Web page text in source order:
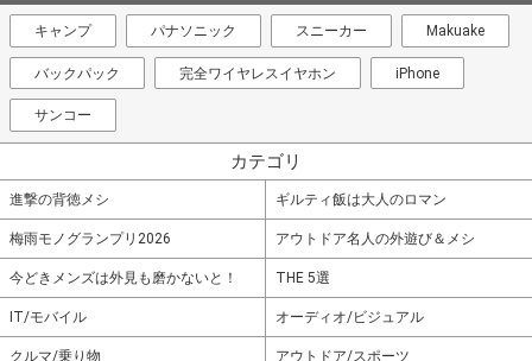
キャンプ パナソニック スニーカー Makuake
バックパック 完全ワイヤレスイヤホン iPhone
サンコー
カテゴリ
進撃の背徳メシ ギルティ飯は大人のロマン
梅雨モノグランプリ2026 アウトドア名人の外遊び＆メシ
今どきメンズは外見も磨かないと！ THE 5選
IT/モバイル オーディオ/ビジュアル
クルマ/乗り物 アウトドア/スポーツ